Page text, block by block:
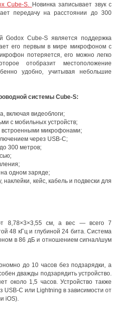
Cube-S. Новинка записывает звук с
передачу на расстоянии до 300
Godox Cube-S является поддержка
его первым в мире микрофоном с
потеряется, его можно легко
отобразит местоположение
удобно, учитывая небольшие
системы Cube-S:
включая видеоблоги;
с мобильных устройств;
встроенными микрофонами;
через USB-C;
300 метров;
одном заряде;
кейс, кабель и подвески для
8,78×3×3,55 см, а вес — всего 7
48 кГц и глубиной 24 бита. Система
в 86 дБ и отношением сигнал/шум
до 10 часов без подзарядки, а
дважды подзарядить устройство.
около 1,5 часов. Устройство также
USB-C или Lightning в зависимости от
iOS).